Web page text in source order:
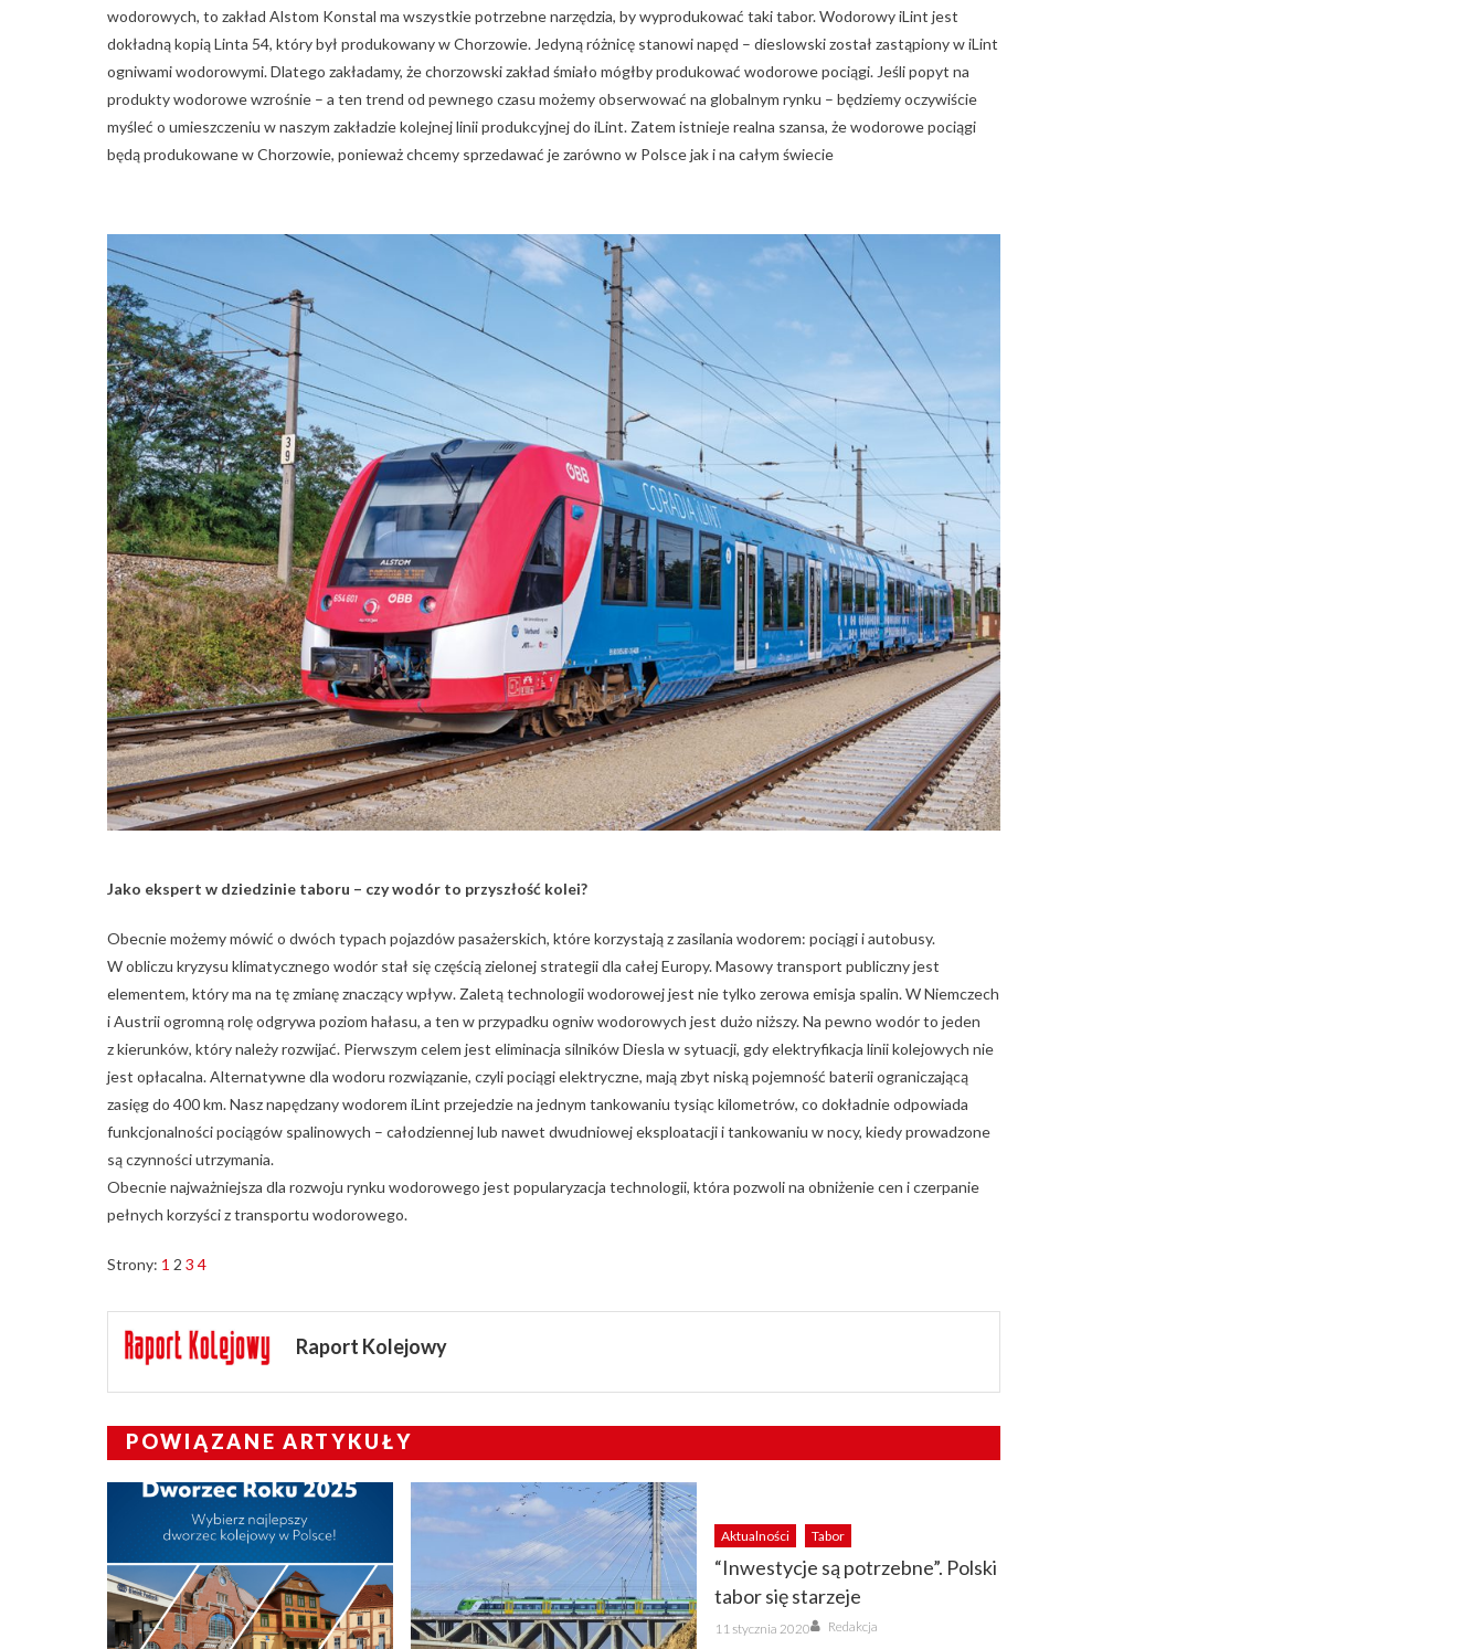
wodorowych, to zakład Alstom Konstal ma wszystkie potrzebne narzędzia, by wyprodukować taki tabor. Wodorowy iLint jest
dokładną kopią Linta 54, który był produkowany w Chorzowie. Jedyną różnicę stanowi napęd – dieslowski został zastąpiony w iLint
ogniwami wodorowymi. Dlatego zakładamy, że chorzowski zakład śmiało mógłby produkować wodorowe pociągi. Jeśli popyt na
produkty wodorowe wzrośnie – a ten trend od pewnego czasu możemy obserwować na globalnym rynku – będziemy oczywiście
myśleć o umieszczeniu w naszym zakładzie kolejnej linii produkcyjnej do iLint. Zatem istnieje realna szansa, że wodorowe pociągi
będą produkowane w Chorzowie, ponieważ chcemy sprzedawać je zarówno w Polsce jak i na całym świecie
Jako ekspert w dziedzinie taboru – czy wodór to przyszłość kolei?
Obecnie możemy mówić o dwóch typach pojazdów pasażerskich, które korzystają z zasilania wodorem: pociągi i autobusy.
W obliczu kryzysu klimatycznego wodór stał się częścią zielonej strategii dla całej Europy. Masowy transport publiczny jest
elementem, który ma na tę zmianę znaczący wpływ. Zaletą technologii wodorowej jest nie tylko zerowa emisja spalin. W Niemczech
i Austrii ogromną rolę odgrywa poziom hałasu, a ten w przypadku ogniw wodorowych jest dużo niższy. Na pewno wodór to jeden
z kierunków, który należy rozwijać. Pierwszym celem jest eliminacja silników Diesla w sytuacji, gdy elektryfikacja linii kolejowych nie
jest opłacalna. Alternatywne dla wodoru rozwiązanie, czyli pociągi elektryczne, mają zbyt niską pojemność baterii ograniczającą
zasięg do 400 km. Nasz napędzany wodorem iLint przejedzie na jednym tankowaniu tysiąc kilometrów, co dokładnie odpowiada
funkcjonalności pociągów spalinowych – całodziennej lub nawet dwudniowej eksploatacji i tankowaniu w nocy, kiedy prowadzone
są czynności utrzymania.
Obecnie najważniejsza dla rozwoju rynku wodorowego jest popularyzacja technologii, która pozwoli na obniżenie cen i czerpanie
pełnych korzyści z transportu wodorowego.
Strony: 1 2 3 4
Raport Kolejowy
POWIĄZANE ARTYKUŁY
Aktualności Tabor
“Inwestycje są potrzebne”. Polski
tabor się starzeje
Posted
on
11 stycznia 2020 Author
Redakcja